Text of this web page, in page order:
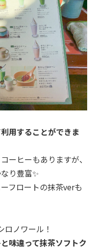
用することができま
ーヒーもありますが、
り豊富✨
フロートの抹茶verも
ロノワール！
味違って抹茶ソフトク